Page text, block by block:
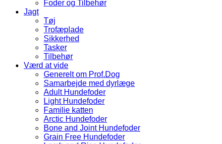
Foder og Tilbehør
Jagt
Tøj
Trofæplade
Sikkerhed
Tasker
Tilbehør
Værd at vide
Generelt om Prof.Dog
Samarbejde med dyrlæge
Adult Hundefoder
Light Hundefoder
Familie katten
Arctic Hundefoder
Bone and Joint Hundefoder
Grain Free Hundefoder